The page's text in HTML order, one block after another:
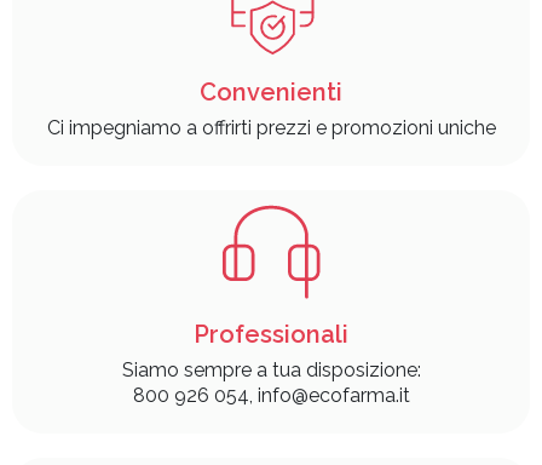
Convenienti
Ci impegniamo a offrirti prezzi e promozioni uniche
Professionali
Siamo sempre a tua disposizione:
800 926 054, info@ecofarma.it